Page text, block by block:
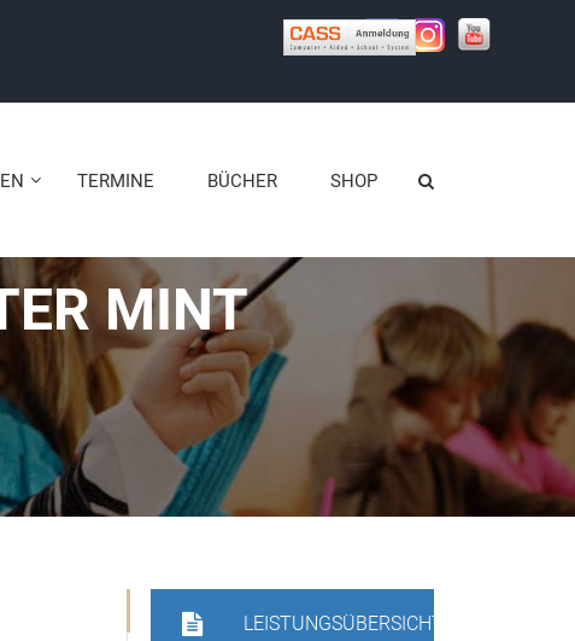
TERMINE BÜCHER SHOP
MINT
LEISTUNGSÜBERSICHT